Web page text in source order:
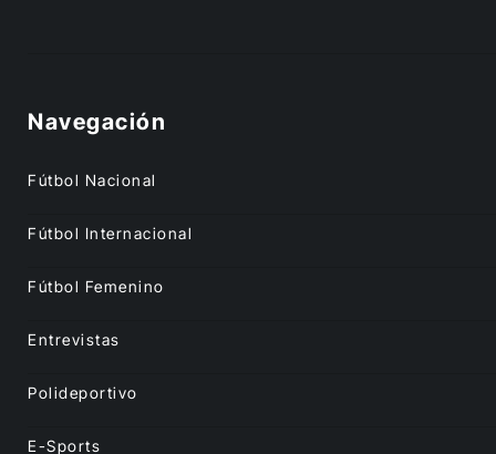
Navegación
Fútbol Nacional
Fútbol Internacional
Fútbol Femenino
Entrevistas
Polideportivo
E-Sports